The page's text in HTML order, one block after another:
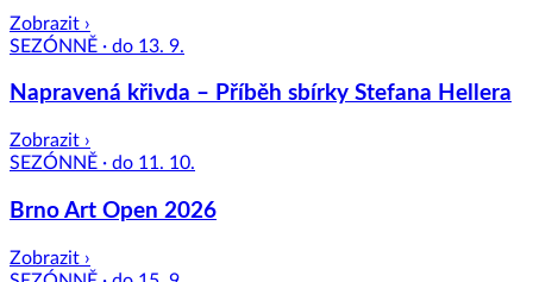
Zobrazit ›
SEZÓNNĚ · do 13. 9.
Napravená křivda – Příběh sbírky Stefana Hellera
Zobrazit ›
SEZÓNNĚ · do 11. 10.
Brno Art Open 2026
Zobrazit ›